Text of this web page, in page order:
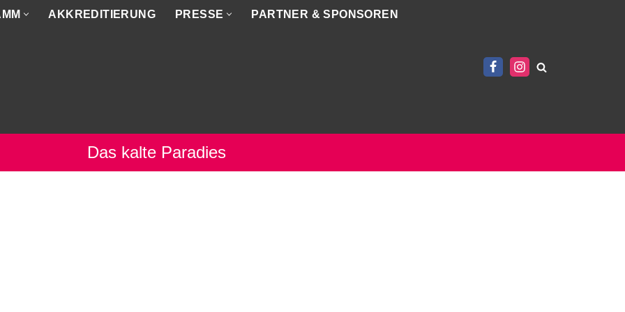
AKKREDITIERUNG PRESSE PARTNER & SPONSOREN
Das kalte Paradies